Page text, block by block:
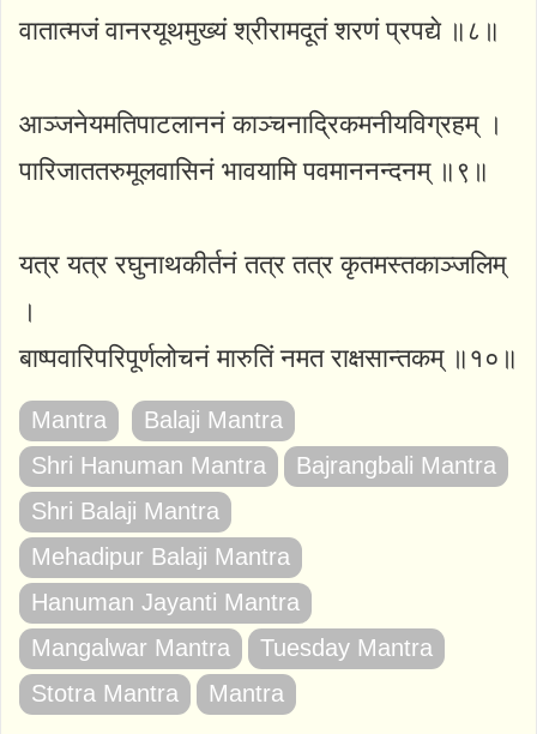
वातात्मजं वानरयूथमुख्यं श्रीरामदूतं शरणं प्रपद्ये ॥८॥
आञ्जनेयमतिपाटलाननं काञ्चनाद्रिकमनीयविग्रहम् ।
पारिजाततरुमूलवासिनं भावयामि पवमाननन्दनम् ॥९॥
यत्र यत्र रघुनाथकीर्तनं तत्र तत्र कृतमस्तकाञ्जलिम्
।
बाष्पवारिपरिपूर्णलोचनं मारुतिं नमत राक्षसान्तकम् ॥१०॥
Mantra
Balaji Mantra
Shri Hanuman Mantra
Bajrangbali Mantra
Shri Balaji Mantra
Mehadipur Balaji Mantra
Hanuman Jayanti Mantra
Mangalwar Mantra
Tuesday Mantra
Stotra Mantra
Mantra